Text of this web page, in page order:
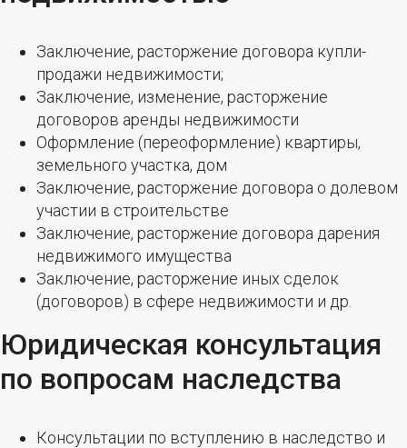
Заключение, расторжение договора купли-
продажи недвижимости;
Заключение, изменение, расторжение
договоров аренды недвижимости
Оформление (переоформление) квартиры,
земельного участка, дом
Заключение, расторжение договора о долевом
участии в строительстве
Заключение, расторжение договора дарения
недвижимого имущества
Заключение, расторжение иных сделок
(договоров) в сфере недвижимости и др.
Юридическая консультация
по вопросам наследства
Консультации по вступлению в наследство и